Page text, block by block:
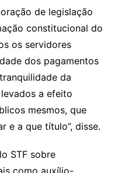
de legislação
constitucional do
os servidores
dos pagamentos
da
a efeito
mesmos, que
e a que título”, disse.
STF sobre
como auxílio-